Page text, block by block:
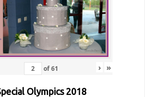
of61 › »
Olympics 2018